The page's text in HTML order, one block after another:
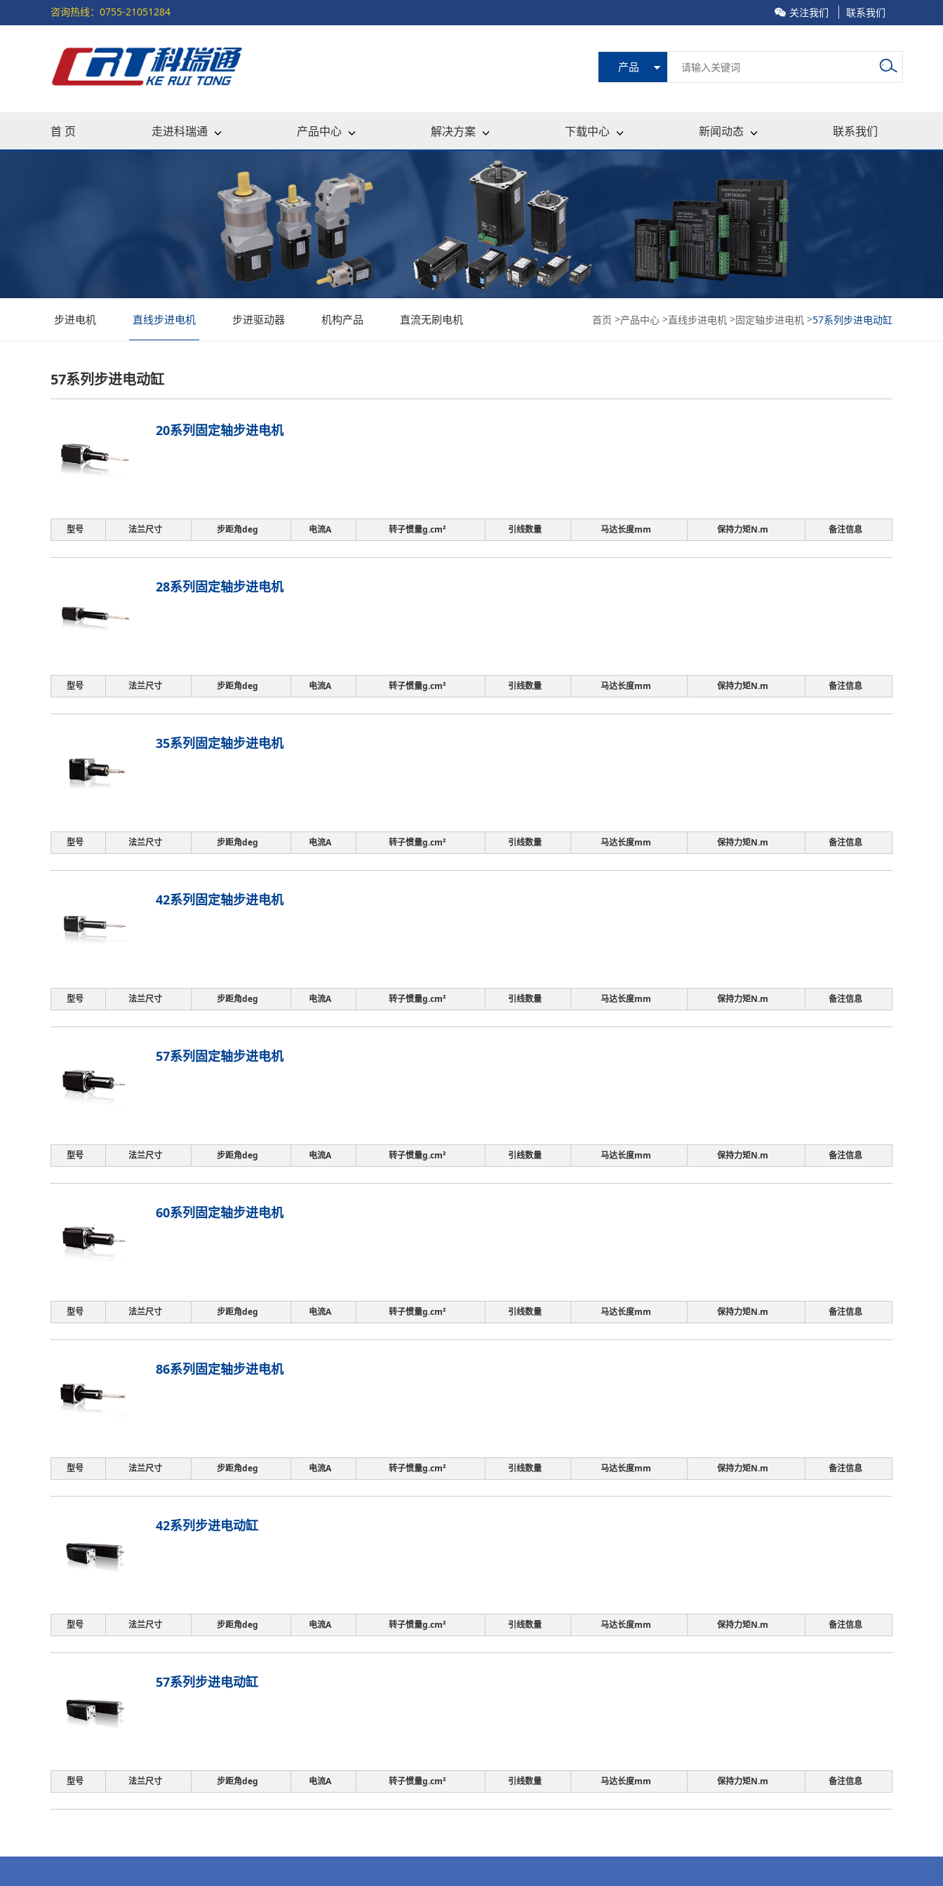
咨询热线：0755-21051284 关注我们 联系我们
产品
首 页 走进科瑞通 产品中心 解决方案 下载中心 新闻动态 联系我们
步进电机 直线步进电机 步进驱动器 机构产品 直流无刷电机 首页 >产品中心 >直线步进电机 >固定轴步进电机 >57系列步进电动缸
57系列步进电动缸
20系列固定轴步进电机
型号 法兰尺寸 步距角deg 电流A 转子惯量g.cm² 引线数量 马达长度mm 保持力矩N.m 备注信息
28系列固定轴步进电机
型号 法兰尺寸 步距角deg 电流A 转子惯量g.cm² 引线数量 马达长度mm 保持力矩N.m 备注信息
35系列固定轴步进电机
型号 法兰尺寸 步距角deg 电流A 转子惯量g.cm² 引线数量 马达长度mm 保持力矩N.m 备注信息
42系列固定轴步进电机
型号 法兰尺寸 步距角deg 电流A 转子惯量g.cm² 引线数量 马达长度mm 保持力矩N.m 备注信息
57系列固定轴步进电机
型号 法兰尺寸 步距角deg 电流A 转子惯量g.cm² 引线数量 马达长度mm 保持力矩N.m 备注信息
60系列固定轴步进电机
型号 法兰尺寸 步距角deg 电流A 转子惯量g.cm² 引线数量 马达长度mm 保持力矩N.m 备注信息
86系列固定轴步进电机
型号 法兰尺寸 步距角deg 电流A 转子惯量g.cm² 引线数量 马达长度mm 保持力矩N.m 备注信息
42系列步进电动缸
型号 法兰尺寸 步距角deg 电流A 转子惯量g.cm² 引线数量 马达长度mm 保持力矩N.m 备注信息
57系列步进电动缸
型号 法兰尺寸 步距角deg 电流A 转子惯量g.cm² 引线数量 马达长度mm 保持力矩N.m 备注信息